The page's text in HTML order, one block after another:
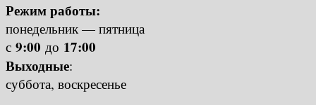
Режим работы:
понедельник — пятница
с 9:00 до 17:00
Выходные:
суббота, воскресенье